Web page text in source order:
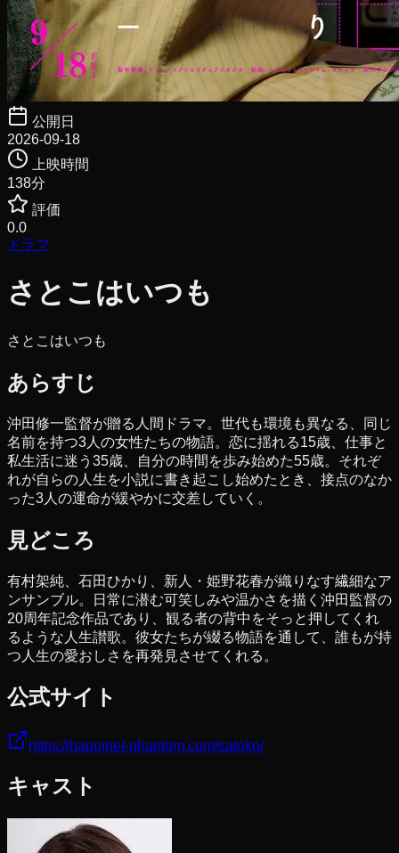
公開日
2026-09-18
上映時間
138分
評価
0.0
ドラマ
さとこはいつも
さとこはいつも
あらすじ
沖田修一監督が贈る人間ドラマ。世代も環境も異なる、同じ
名前を持つ3人の女性たちの物語。恋に揺れる15歳、仕事と
私生活に迷う35歳、自分の時間を歩み始めた55歳。それぞ
れが自らの人生を小説に書き起こし始めたとき、接点のなか
った3人の運命が緩やかに交差していく。
見どころ
有村架純、石田ひかり、新人・姫野花春が織りなす繊細なア
ンサンブル。日常に潜む可笑しみや温かさを描く沖田監督の
20周年記念作品であり、観る者の背中をそっと押してくれ
るような人生讃歌。彼女たちが綴る物語を通して、誰もが持
つ人生の愛おしさを再発見させてくれる。
公式サイト
https://happinet-phantom.com/satoko/
キャスト